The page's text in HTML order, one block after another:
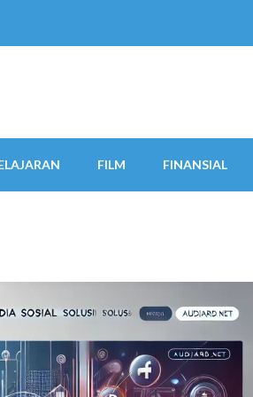
FILM FINANSIAL